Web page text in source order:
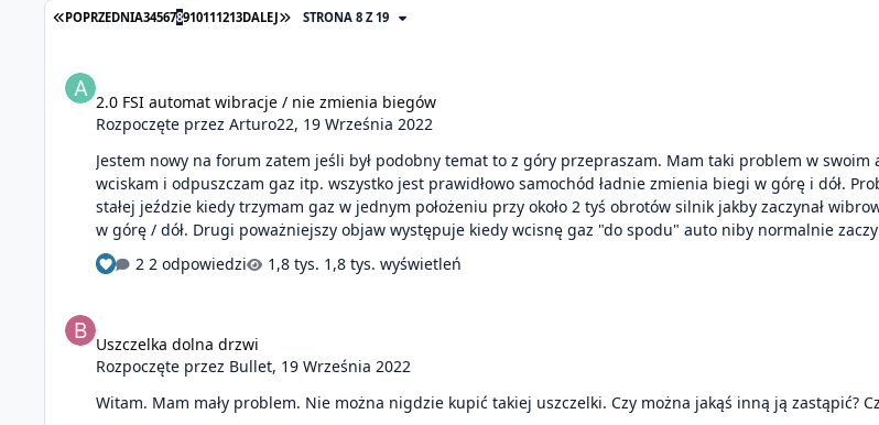
PIERWSZA STRONA
POPRZEDNIA345678910111213DALEJ OSTATNIA STRONA
STRONA 8 Z 19
2.0 FSI automat wibracje / nie zmienia biegów
Rozpoczęte przezArturo22, 19 Września 2022
Jestem nowy na forum zatem jeśli był podobny temat to z góry przepraszam. Mam taki problem w
wciskam i odpuszczam gaz itp. wszystko jest prawidłowo samochód ładnie zmienia biegi w górę i dół.
stałej jeździe kiedy trzymam gaz w jednym położeniu przy około 2 tyś obrotów silnik jakby zaczynał
w górę / dół. Drugi poważniejszy objaw występuje kiedy wcisnę gaz "do spodu" auto niby normalnie
2 odpowiedzi
1,8 tys. wyświetleń
Uszczelka dolna drzwi
Rozpoczęte przez Bullet, 19 Września 2022
Witam. Mam mały problem. Nie można nigdzie kupić takiej uszczelki. Czy można jakąś inną ją zastąpić?